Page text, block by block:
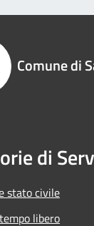
Comune di
di
stato civile
libero